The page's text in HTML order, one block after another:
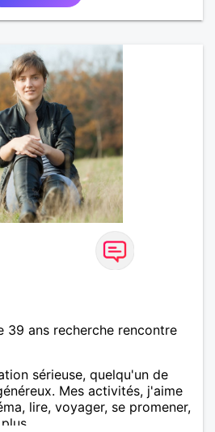
39 ans recherche rencontre
sérieuse, quelqu'un de
Mes activités, j'aime
lire, voyager, se promener,